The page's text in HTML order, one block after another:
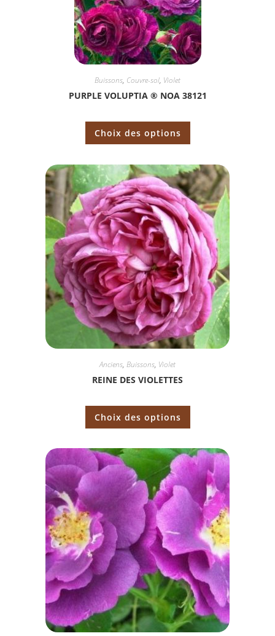
Buissons, Couvre-sol, Violet
PURPLE VOLUPTIA ® NOA 38121
Choix des options
Anciens, Buissons, Violet
REINE DES VIOLETTES
Choix des options